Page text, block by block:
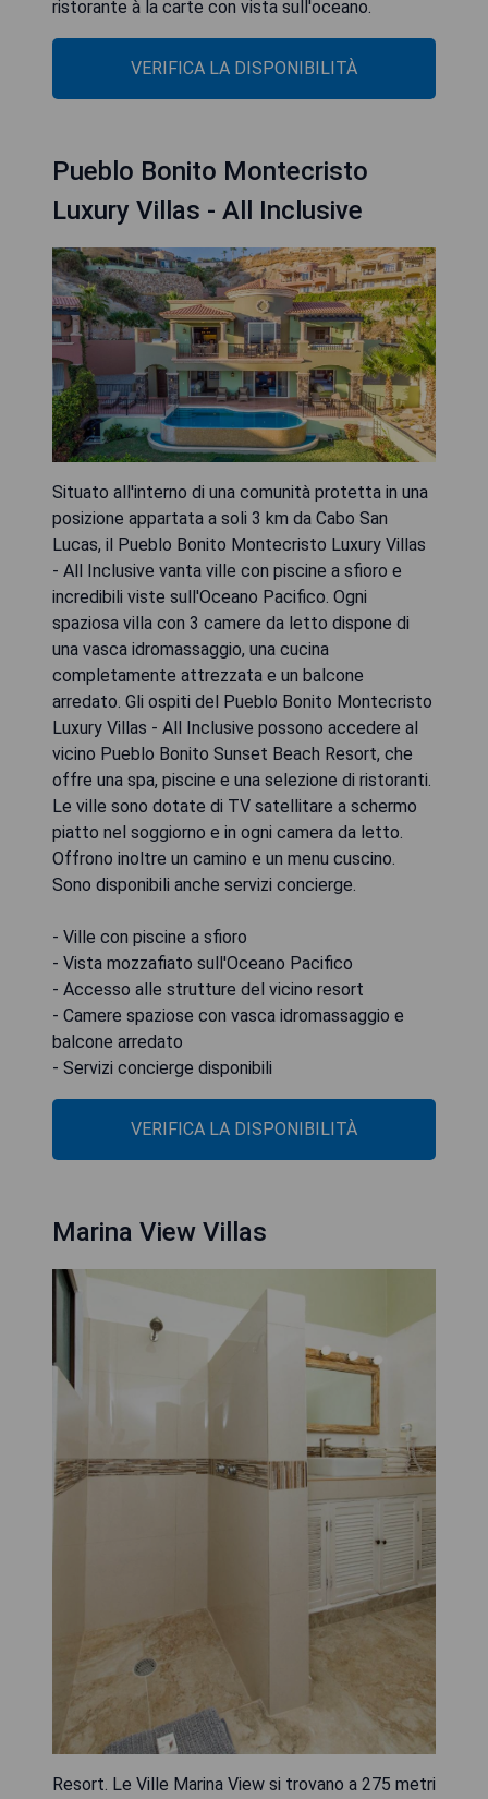
ristorante à la carte con vista sull'oceano.
VERIFICA LA DISPONIBILITÀ
Pueblo Bonito Montecristo
Luxury Villas - All Inclusive
Situato all'interno di una comunità protetta in una
posizione appartata a soli 3 km da Cabo San
Lucas, il Pueblo Bonito Montecristo Luxury Villas
- All Inclusive vanta ville con piscine a sfioro e
incredibili viste sull'Oceano Pacifico. Ogni
spaziosa villa con 3 camere da letto dispone di
una vasca idromassaggio, una cucina
completamente attrezzata e un balcone
arredato. Gli ospiti del Pueblo Bonito Montecristo
Luxury Villas - All Inclusive possono accedere al
vicino Pueblo Bonito Sunset Beach Resort, che
offre una spa, piscine e una selezione di ristoranti.
Le ville sono dotate di TV satellitare a schermo
piatto nel soggiorno e in ogni camera da letto.
Offrono inoltre un camino e un menu cuscino.
Sono disponibili anche servizi concierge.
- Ville con piscine a sfioro
- Vista mozzafiato sull'Oceano Pacifico
- Accesso alle strutture del vicino resort
- Camere spaziose con vasca idromassaggio e
balcone arredato
- Servizi concierge disponibili
VERIFICA LA DISPONIBILITÀ
Marina View Villas
Resort. Le Ville Marina View si trovano a 275 metri